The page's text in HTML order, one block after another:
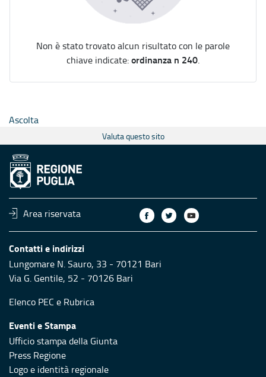
Non è stato trovato alcun risultato con le parole
chiave indicate:ordinanza n 240.
Ascolta
Valuta questo sito
Area riservata
Contatti e indirizzi
Lungomare N. Sauro, 33 - 70121 Bari
Via G. Gentile, 52 - 70126 Bari
Elenco PEC e Rubrica
Eventi e Stampa
Ufficio stampa della Giunta
Press Regione
Logo e identità regionale